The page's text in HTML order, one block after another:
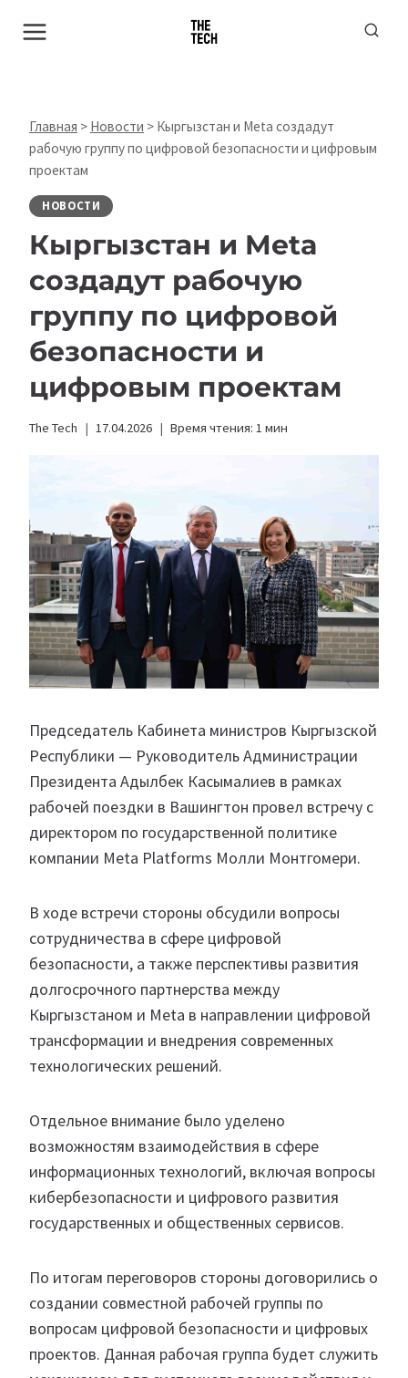
Главная > Новости > Кыргызстан и Meta создадут
рабочую группу по цифровой безопасности и цифровым
проектам
НОВОСТИ
Кыргызстан и Meta
создадут рабочую
группу по цифровой
безопасности и
цифровым проектам
The Tech 17.04.2026 Время чтения: 1 мин
Председатель Кабинета министров Кыргызской
Республики — Руководитель Администрации
Президента Адылбек Касымалиев в рамках
рабочей поездки в Вашингтон провел встречу с
директором по государственной политике
компании Meta Platforms Молли Монтгомери.
В ходе встречи стороны обсудили вопросы
сотрудничества в сфере цифровой
безопасности, а также перспективы развития
долгосрочного партнерства между
Кыргызстаном и Meta в направлении цифровой
трансформации и внедрения современных
технологических решений.
Отдельное внимание было уделено
возможностям взаимодействия в сфере
информационных технологий, включая вопросы
кибербезопасности и цифрового развития
государственных и общественных сервисов.
По итогам переговоров стороны договорились о
создании совместной рабочей группы по
вопросам цифровой безопасности и цифровых
проектов. Данная рабочая группа будет служить